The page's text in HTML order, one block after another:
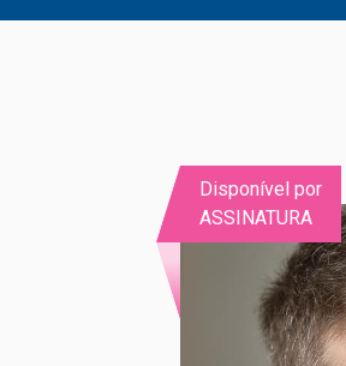
Disponível por
ASSINATURA